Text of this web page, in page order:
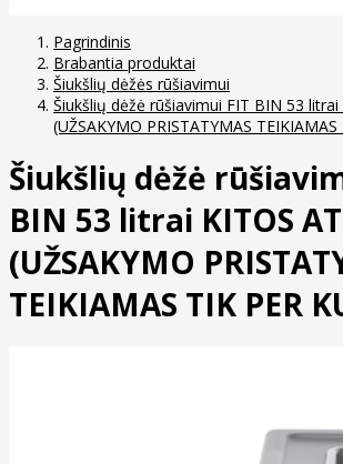
Pagrindinis
Brabantia produktai
Šiukšlių dėžės rūšiavimui
Šiukšlių dėžė rūšiavimui FIT BIN 53 litrai
(UŽSAKYMO PRISTATYMAS TEIKIAMAS
Šiukšlių dėžė
BIN 53 litrai KITOS
(UŽSAKYMO
TEIKIAMAS TIK PER